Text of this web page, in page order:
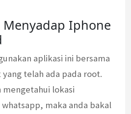
Menyadap Iphone
aplikasi ini bersama
telah ada pada root.
mengetahui lokasi
maka anda bakal